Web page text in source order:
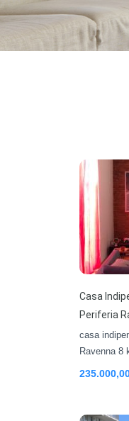
Casa
Periferia
casa
Ravenna 8